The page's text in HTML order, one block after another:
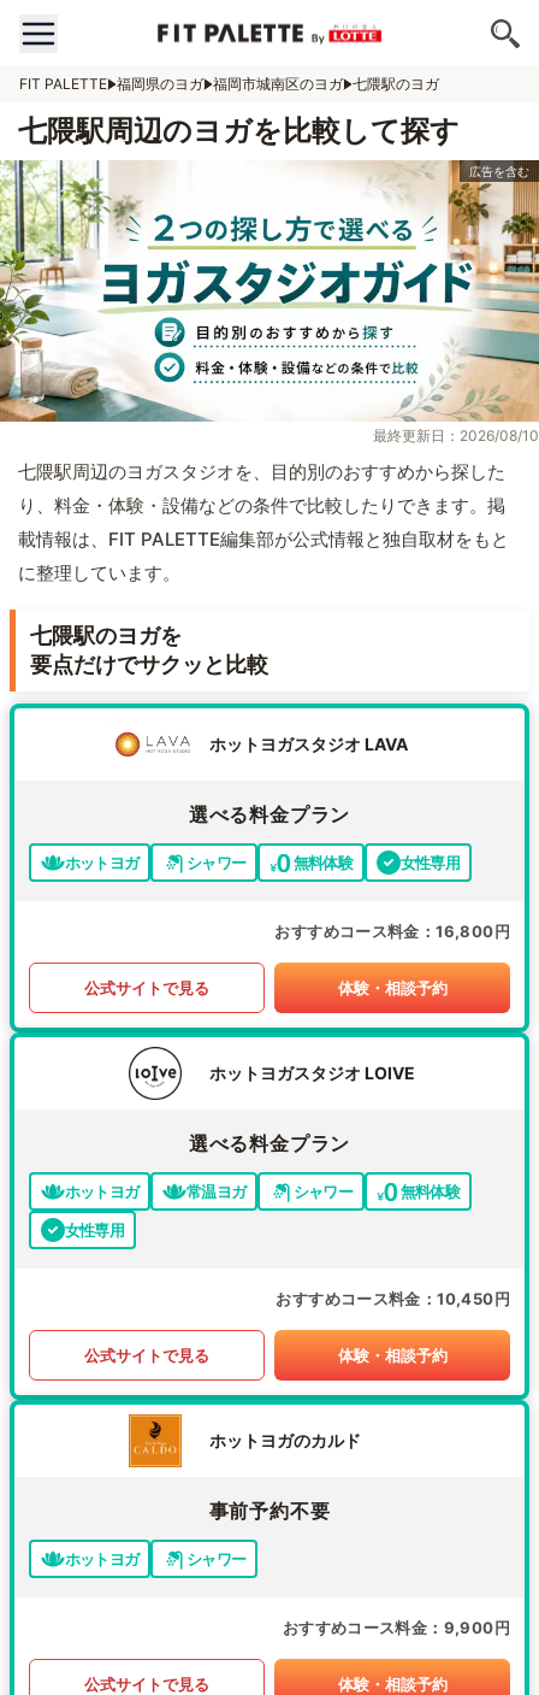
FIT PALETTE 福岡県のヨガ 福岡市城南区のヨガ 七隈駅のヨガ
七隈駅周辺のヨガを比較して探す
最終更新日：2026/08/10
七隈駅周辺のヨガスタジオを、目的別のおすすめから探した
り、料金・体験・設備などの条件で比較したりできます。掲
載情報は、FIT PALETTE編集部が公式情報と独自取材をもと
に整理しています。
七隈駅のヨガを
要点だけでサクッと比較
ホットヨガスタジオ LAVA
選べる料金プラン
ホットヨガ シャワー 無料体験 女性専用
おすすめコース料金 16,800円
公式サイトで見る 体験・相談予約
ホットヨガスタジオ LOIVE
選べる料金プラン
ホットヨガ 常温ヨガ シャワー
無料体験
女性専用
おすすめコース料金 10,450円
公式サイトで見る 体験・相談予約
ホットヨガのカルド
事前予約不要
ホットヨガ シャワー
おすすめコース料金 9,900円
公式サイトで見る 体験・相談予約